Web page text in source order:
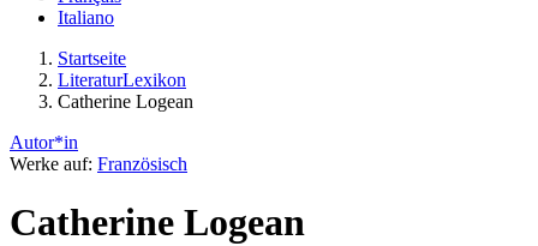
Italiano
Startseite
LiteraturLexikon
Catherine Logean
Autor*in
Werke auf: Französisch
Catherine Logean